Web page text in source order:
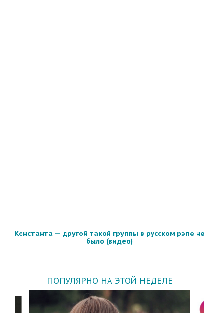
Константа — другой такой группы в русском рэпе не
было (видео)
ПОПУЛЯРНО НА ЭТОЙ НЕДЕЛЕ